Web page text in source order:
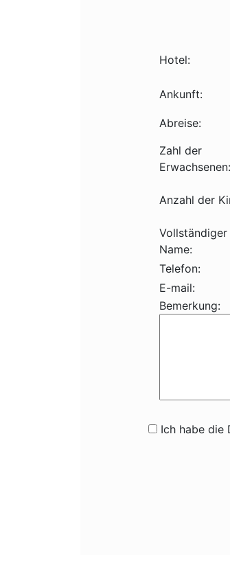
Hotel:
Ankunft:
Abreise:
Zahl der
Erwachsenen:
Anzahl der
Vollständiger
Name:
Telefon:
E-mail:
Bemerkung:
Ich habe die